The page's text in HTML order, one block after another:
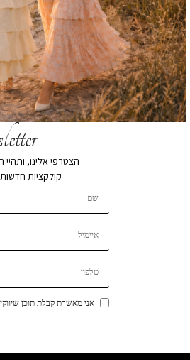
הצטרפי אלינו,
קולקציות
אני מאשרת קבלת תוכן